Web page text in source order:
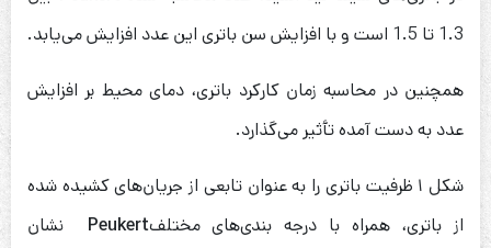
1.3 تا 1.5 است و با افزایش سن باتری این عدد افزایش می‌یابد.
همچنین در محاسبه زمان کارکرد باتری، دمای محیط بر افزایش
عدد به دست آمده تأثیر می‌گذارد.
شکل ۱ ظرفیت باتری را به عنوان تابعی از جریان‌های کشیده شده
از باتری، همراه با درجه بندی‌های مختلفPeukert نشان